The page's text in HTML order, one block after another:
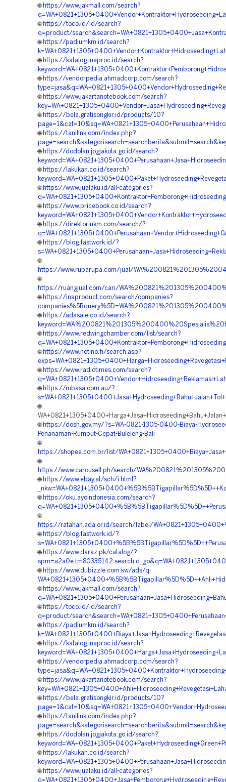
🌐 https://www.jakmall.com/search?
🌐 https://toco.id/id/search?
q=product/
🌐 https://padiumkm.id/search?
🌐 https://katalog.inaproc.id/search?
🌐 https://vendorpedia.ahmadcorp.com/search?
🌐 https://www.jakartanotebook.com/search?
🌐 https://bela.gratisongkir.id/products/10?
🌐 https://tanilink.com/index.php?
🌐 https://dodolan.jogjakota.go.id/search?
🌐 https://lakukan.co.id/search?
🌐 https://www.jualaku.id/all-categories?
🌐 https://www.pricebook.co.id/search?
🌐 https://direktoriukm.com/search/?
🌐 https://blog.fastwork.id/?
🌐
https://www.ruparupa.com/jual/
🌐
https://ruangjual.com/cari/
🌐 https://inaproduct.com/search/companies?
🌐 https://adasale.co.id/search?
🌐 https://www.redwingchamber.com/list/search?
🌐 https://www.notino.fi/search.asp?
🌐 https://www.radiotimes.com/search?
🌐 https://mbasa.com.au/?
🌐
🌐 https://dosh.gov.my/?s=WA-0821-1305-0400-Biaya-
Penanaman-Rumput-Cepat-Buleleng-Bali
🌐
https://shopee.com.br/list/
🌐
https://www.carousell.ph/search/
🌐 https://www.ebay.at/sch/i.html?
🌐 https://oku.ayoindonesia.com/search?
🌐
https://ratahan.ada.or.id/search/label/
🌐 https://blog.fastwork.id/?
🌐 https://www.daraz.pk/catalog/?
🌐 https://www.dubizzle.com.kw/ads/q-
🌐 https://www.jakmall.com/search?
🌐 https://toco.id/id/search?
q=product/
🌐 https://padiumkm.id/search?
🌐 https://katalog.inaproc.id/search?
🌐 https://vendorpedia.ahmadcorp.com/search?
🌐 https://www.jakartanotebook.com/search?
🌐 https://bela.gratisongkir.id/products/10?
🌐 https://tanilink.com/index.php?
🌐 https://dodolan.jogjakota.go.id/search?
🌐 https://lakukan.co.id/search?
🌐 https://www.jualaku.id/all-categories?